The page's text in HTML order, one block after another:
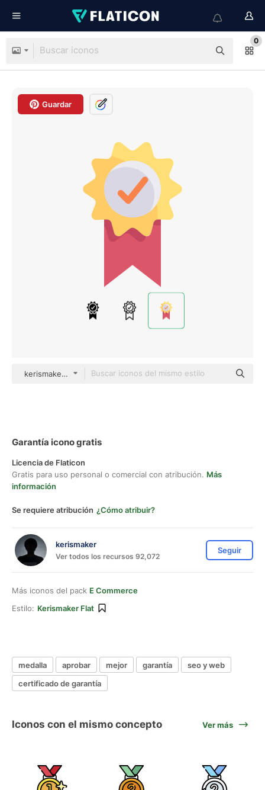
0
Guardar
kerismaker Flat
Garantía icono gratis
Licencia de Flaticon
Gratis para uso personal o comercial con atribución. Más
información
Se requiere atribución ¿Cómo atribuir?
kerismaker
Ver todos los recursos 92,072
Seguir
Más iconos del pack E Commerce
Estilo: Kerismaker Flat
medalla aprobar mejor garantía
seo y web
certificado de garantía
Iconos con el mismo concepto Ver más